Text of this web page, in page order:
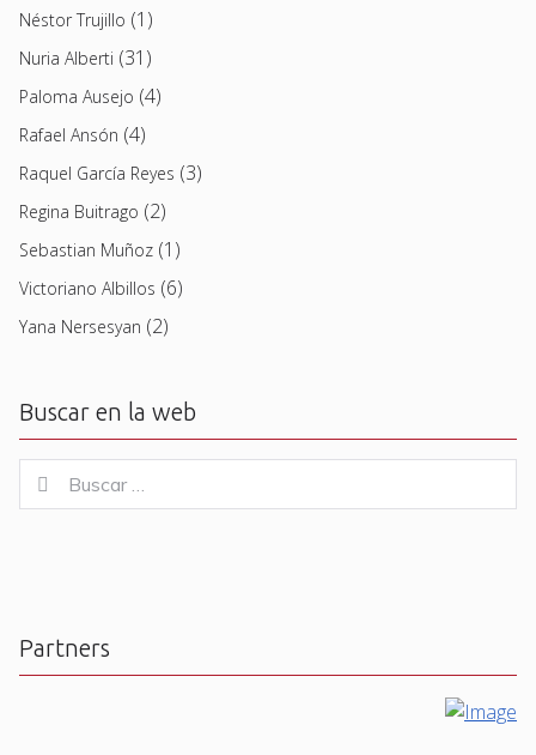
Néstor Trujillo (1)
Nuria Alberti (31)
Paloma Ausejo (4)
Rafael Ansón (4)
Raquel García Reyes (3)
Regina Buitrago (2)
Sebastian Muñoz (1)
Victoriano Albillos (6)
Yana Nersesyan (2)
Buscar en la web
for:
Buscar
Partners